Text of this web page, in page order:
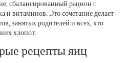
сбалансированный рацион с
и витаминов . Это сочетание делает
занятых родителей и всех, кто
хлопот.
рецепты яиц